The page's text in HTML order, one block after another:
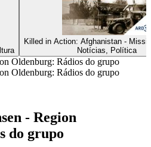
Killed in Action: Afghanistan -
Notícias, Política
Oldenburg: Rádios do grupo
Oldenburg: Rádios do grupo
- Region
do grupo